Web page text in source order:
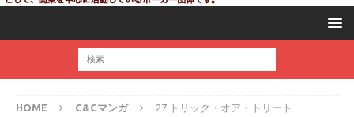
HOME C&Cマンガ
27.トリック・オア・トリート